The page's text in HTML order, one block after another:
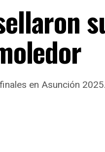
en Asunción 2025.